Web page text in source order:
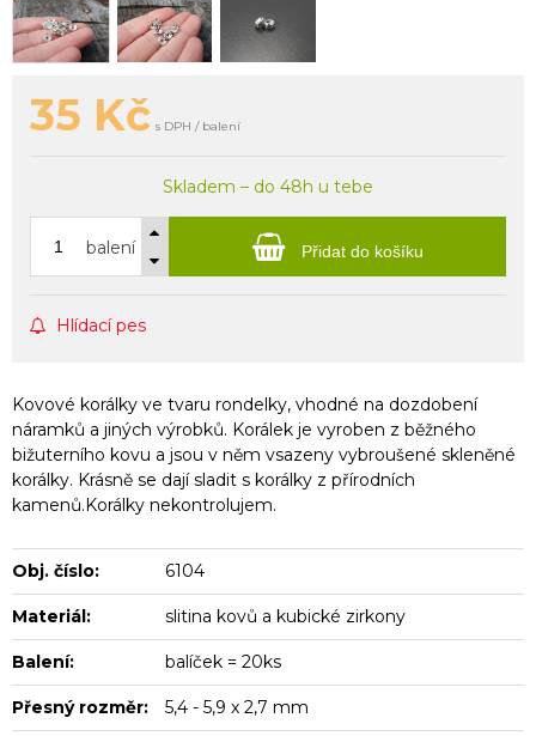
35 Kč s DPH / balení
Skladem – do 48h u tebe
balení Přidat do košíku
Hlídací pes
Kovové korálky ve tvaru rondelky, vhodné na dozdobení
náramků a jiných výrobků. Korálek je vyroben z běžného
bižuterního kovu a jsou v něm vsazeny vybroušené skleněné
korálky. Krásně se dají sladit s korálky z přírodních
kamenů.Korálky nekontrolujem.
Obj. číslo: 6104
Materiál: slitina kovů a kubické zirkony
Balení: balíček = 20ks
Přesný rozměr: 5,4 - 5,9 x 2,7 mm